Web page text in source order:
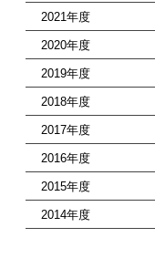
2021年度
2020年度
2019年度
2018年度
2017年度
2016年度
2015年度
2014年度